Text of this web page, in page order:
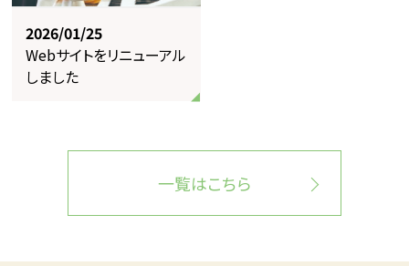
2026/01/25
Webサイトをリニューアル
しました
一覧はこちら